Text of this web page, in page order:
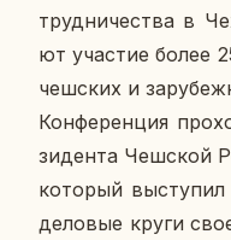
труд­ни­че­ства в
ют уча­стие более
чеш­ских и
Кон­фе­рен­ция
зи­ден­та Чеш­ской
ко­то­рый
де­ло­вые круги